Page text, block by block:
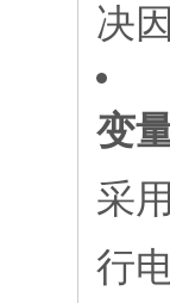
决
变
采
行